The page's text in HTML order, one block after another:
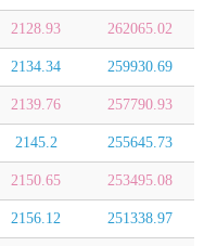
2128.93 262065.02
2134.34 259930.69
2139.76 257790.93
2145.2 255645.73
2150.65 253495.08
2156.12 251338.97